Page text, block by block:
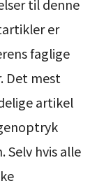
til denne
er
faglige
Det mest
artikel
hvis alle